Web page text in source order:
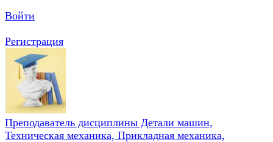
Войти
Регистрация
Преподаватель дисциплины Детали машин,
Техническая механика, Прикладная механика,